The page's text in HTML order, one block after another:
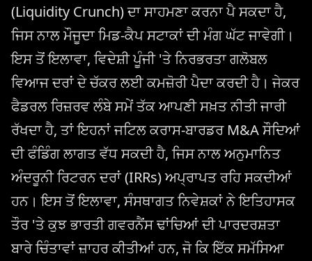
(Liquidity Crunch) ਦਾ ਸਾਹਮਣਾ ਕਰਨਾ ਪੈ ਸਕਦਾ ਹੈ,
ਜਿਸ ਨਾਲ ਮੌਜੂਦਾ ਮਿਡ-ਕੈਪ ਸਟਾਕਾਂ ਦੀ ਮੰਗ ਘੱਟ ਜਾਵੇਗੀ।
ਇਸ ਤੋਂ ਇਲਾਵਾ, ਵਿਦੇਸ਼ੀ ਪੂੰਜੀ 'ਤੇ ਨਿਰਭਰਤਾ ਗਲੋਬਲ
ਵਿਆਜ ਦਰਾਂ ਦੇ ਚੱਕਰ ਲਈ ਕਮਜ਼ੋਰੀ ਪੈਦਾ ਕਰਦੀ ਹੈ। ਜੇਕਰ
ਫੈਡਰਲ ਰਿਜ਼ਰਵ ਲੰਬੇ ਸਮੇਂ ਤੱਕ ਆਪਣੀ ਸਖ਼ਤ ਨੀਤੀ ਜਾਰੀ
ਰੱਖਦਾ ਹੈ, ਤਾਂ ਇਹਨਾਂ ਜਟਿਲ ਕਰਾਸ-ਬਾਰਡਰ M&A ਸੌਦਿਆਂ
ਦੀ ਫੰਡਿੰਗ ਲਾਗਤ ਵੱਧ ਸਕਦੀ ਹੈ, ਜਿਸ ਨਾਲ ਅਨੁਮਾਨਿਤ
ਅੰਦਰੂਨੀ ਰਿਟਰਨ ਦਰਾਂ (IRRs) ਅਪ੍ਰਾਪਤ ਰਹਿ ਸਕਦੀਆਂ
ਹਨ। ਇਸ ਤੋਂ ਇਲਾਵਾ, ਸੰਸਥਾਗਤ ਨਿਵੇਸ਼ਕਾਂ ਨੇ ਇਤਿਹਾਸਕ
ਤੌਰ 'ਤੇ ਕੁਝ ਭਾਰਤੀ ਗਵਰਨੈਂਸ ਢਾਂਚਿਆਂ ਦੀ ਪਾਰਦਰਸ਼ਤਾ
ਬਾਰੇ ਚਿੰਤਾਵਾਂ ਜ਼ਾਹਰ ਕੀਤੀਆਂ ਹਨ, ਜੋ ਕਿ ਇੱਕ ਸਮੱਸਿਆ